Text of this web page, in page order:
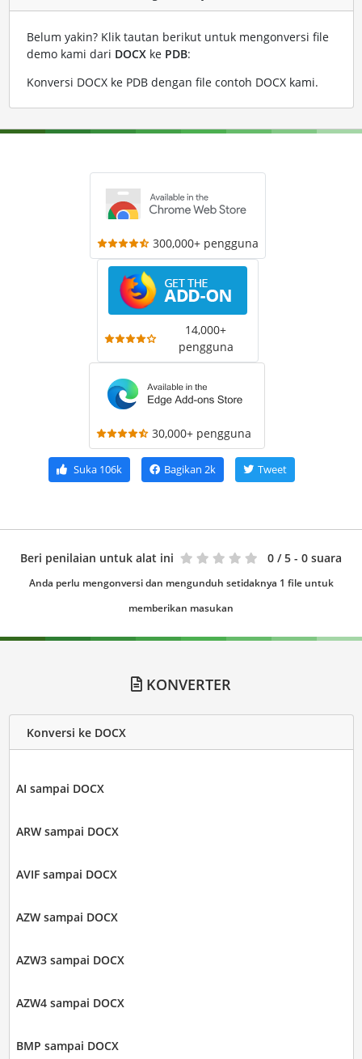
Belum yakin? Klik tautan berikut untuk mengonversi file
demo kami dari DOCXke PDB:
Konversi DOCX ke PDB dengan file contoh DOCX kami.
300,000+ pengguna
14,000+
pengguna
30,000+ pengguna
Suka106k Bagikan 2k Tweet
Beri penilaian untuk alat ini 0 / 5 - 0 suara
Anda perlu mengonversi dan mengunduh setidaknya 1 file untuk
memberikan masukan
KONVERTER
Konversi ke DOCX
AI sampai DOCX
ARW sampai DOCX
AVIF sampai DOCX
AZW sampai DOCX
AZW3 sampai DOCX
AZW4 sampai DOCX
BMP sampai DOCX